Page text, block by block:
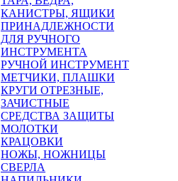
КАНИСТРЫ, ЯЩИКИ
ПРИНАДЛЕЖНОСТИ
ДЛЯ РУЧНОГО
ИНСТРУМЕНТА
РУЧНОЙ ИНСТРУМЕНТ
МЕТЧИКИ, ПЛАШКИ
КРУГИ ОТРЕЗНЫЕ,
ЗАЧИСТНЫЕ
СРЕДСТВА ЗАЩИТЫ
МОЛОТКИ
КРАЦОВКИ
НОЖЫ, НОЖНИЦЫ
СВЕРЛА